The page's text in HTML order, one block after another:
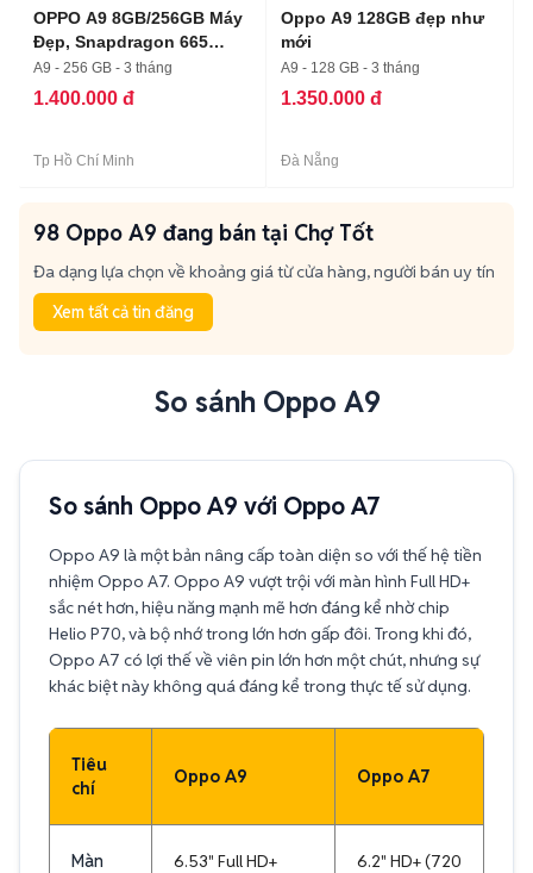
OPPO A9 8GB/256GB Máy
Đẹp, Snapdragon 665
Mượt
A9 - 256 GB - 3 tháng
1.400.000 đ
Tp Hồ Chí Minh
Oppo A9 128GB đẹp như
mới
A9 - 128 GB - 3 tháng
1.350.000 đ
Đà Nẵng
98 Oppo A9 đang bán tại Chợ Tốt
Đa dạng lựa chọn về khoảng giá từ cửa hàng, người bán uy tín
Xem tất cả tin đăng
So sánh Oppo A9
So sánh Oppo A9 với Oppo A7
Oppo A9 là một bản nâng cấp toàn diện so với thế hệ tiền
nhiệm Oppo A7. Oppo A9 vượt trội với màn hình Full HD+
sắc nét hơn, hiệu năng mạnh mẽ hơn đáng kể nhờ chip
Helio P70, và bộ nhớ trong lớn hơn gấp đôi. Trong khi đó,
Oppo A7 có lợi thế về viên pin lớn hơn một chút, nhưng sự
khác biệt này không quá đáng kể trong thực tế sử dụng.
Tiêu
chí
Oppo A9 Oppo A7
Màn
6.53" Full HD+
6.2" HD+ (720